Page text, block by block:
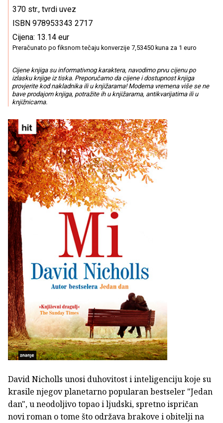
370 str., tvrdi uvez
ISBN 978953343 2717
Cijena: 13.14 eur
Preračunato po fiksnom tečaju konverzije 7,53450 kuna za 1 euro
Cijene knjiga su informativnog karaktera, navodimo prvu cijenu po
izlasku knjige iz tiska. Preporučamo da cijene i dostupnost knjiga
provjerite kod nakladnika ili u knjižarama! Moderna vremena više se ne
bave prodajom knjiga, potražite ih u knjižarama, antikvarijatima ili u
knjižnicama.
David Nicholls unosi duhovitost i inteligenciju koje su
krasile njegov planetarno popularan bestseler "Jedan
dan", u neodoljivo topao i ljudski, spretno ispričan
novi roman o tome što održava brakove i obitelji na